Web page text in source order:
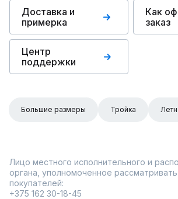
Доставка и
примерка
Как
заказ
Центр
поддержки
Большие размеры Тройка
Лицо местного исполнительного и
органа, уполномоченное
покупателей:
+375 162 30-18-45